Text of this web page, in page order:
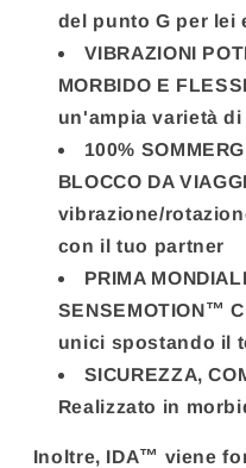
del punto G per lei
VIBRAZIONI
MORBIDO E
un'ampia varietà
100%
BLOCCO DA
vibrazione/
con il tuo partner
PRIMA
SENSEMOTION™
unici spostando il
SICUREZZA,
Realizzato in
Inoltre, IDA™ viene